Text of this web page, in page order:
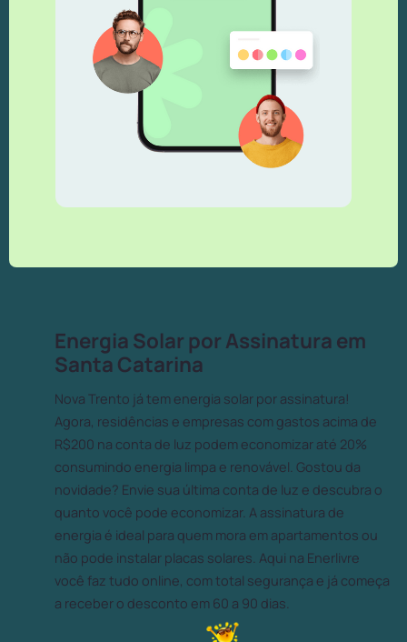
Energia Solar por Assinatura em
Santa Catarina
Nova Trento já tem energia solar por assinatura!
Agora, residências e empresas com gastos acima de
R$200 na conta de luz podem economizar até 20%
consumindo energia limpa e renovável. Gostou da
novidade? Envie sua última conta de luz e descubra o
quanto você pode economizar. A assinatura de
energia é ideal para quem mora em apartamentos ou
não pode instalar placas solares. Aqui na Enerlivre
você faz tudo online, com total segurança e já começa
a receber o desconto em 60 a 90 dias.